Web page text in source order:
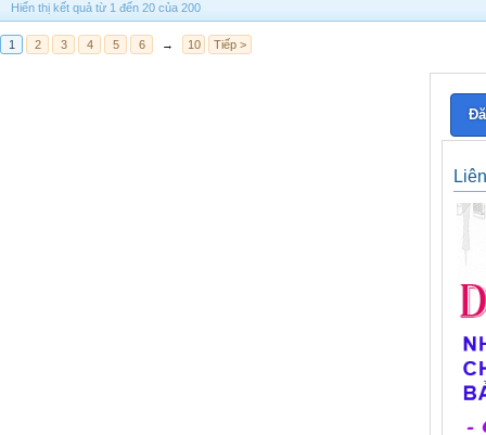
Hiển thị kết quả từ 1 đến 20 của 200
1 2 3 4 5 6 → 10 Tiếp >